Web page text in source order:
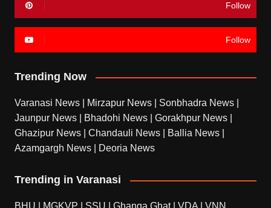
Follow
Follow
Trending Now
Varanasi News Mirzapur News Sonbhadra News
Jaunpur News
Bhadohi News Gorakhpur News
Ghazipur News
Chandauli News Ballia News
Azamgargh News
Deoria News
Trending in Varanasi